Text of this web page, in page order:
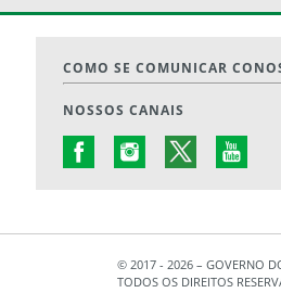
COMO SE COMUNICAR
NOSSOS CANAIS
© 2017 - 2026 – GOVERNO
TODOS OS DIREITOS